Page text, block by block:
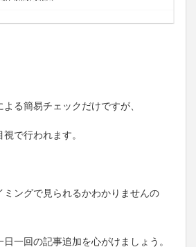
る簡易チェックだけですが、
で行われます。
ミングで見られるかわかりませんの
一回の記事追加を心がけましょう。